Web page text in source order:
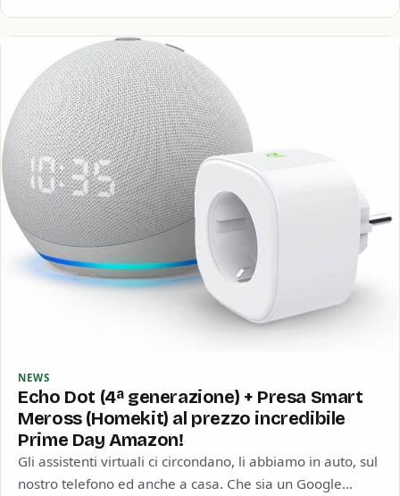
NEWS
Echo Dot (4ª generazione) + Presa Smart
Meross (Homekit) al prezzo incredibile
Prime Day Amazon!
Gli assistenti virtuali ci circondano, li abbiamo in auto, sul
nostro telefono ed anche a casa. Che sia un Google